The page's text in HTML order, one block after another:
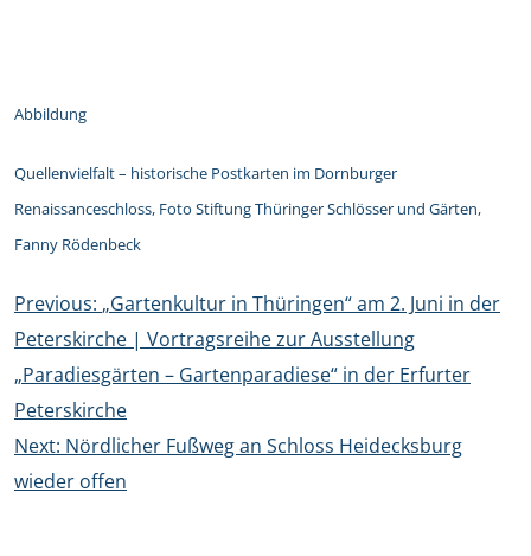
Abbildung
Quellenvielfalt – historische Postkarten im Dornburger
Renaissanceschloss, Foto Stiftung Thüringer Schlösser und Gärten,
Fanny Rödenbeck
Beitragsnavigation
Previous: „Gartenkultur in Thüringen“ am 2. Juni in der
Peterskirche | Vortragsreihe zur Ausstellung
„Paradiesgärten – Gartenparadiese“ in der Erfurter
Peterskirche
Next: Nördlicher Fußweg an Schloss Heidecksburg
wieder offen